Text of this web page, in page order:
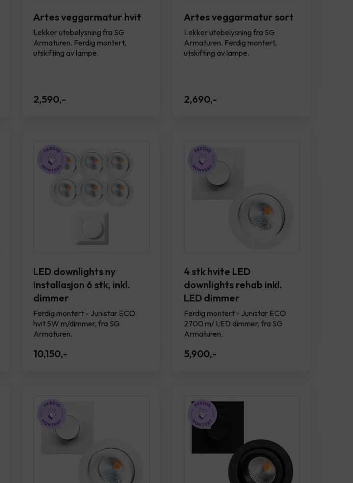
Artes veggarmatur hvit
Lekker utebelysning fra SG
Armaturen. Ferdig montert,
utskifting av lampe.
2,590,-
Artes veggarmatur sort
Lekker utebelysning fra SG
Armaturen. Ferdig montert,
utskifting av lampe.
2,690,-
LED downlights ny
installasjon 6 stk, inkl.
dimmer
Ferdig montert - Junistar ECO
hvit 5W m/dimmer, fra SG
Armaturen.
10,150,-
4 stk hvite LED
downlights rehab inkl.
LED dimmer
Ferdig montert - Junistar ECO
2700 m/ LED dimmer, fra SG
Armaturen.
5,900,-